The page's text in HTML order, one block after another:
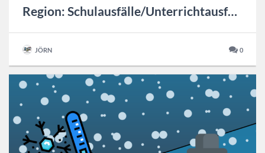
Region: Schulausfälle/Unterrichtausfall 12.01.2025 Update: 18:20
JÖRN 0